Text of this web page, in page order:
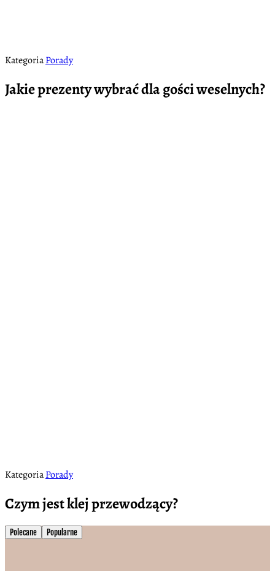
KategoriaPorady
Jakie prezenty wybrać dla gości weselnych?
KategoriaPorady
Czym jest klej przewodzący?
Polecane Popularne